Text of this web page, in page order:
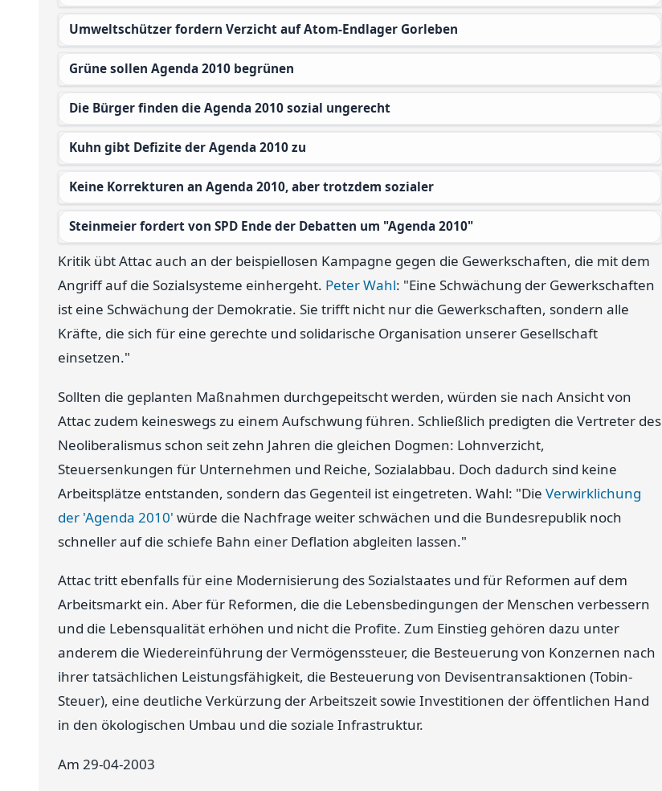
Umweltschützer fordern Verzicht auf Atom-Endlager Gorleben
Grüne sollen Agenda 2010 begrünen
Die Bürger finden die Agenda 2010 sozial ungerecht
Kuhn gibt Defizite der Agenda 2010 zu
Keine Korrekturen an Agenda 2010, aber trotzdem sozialer
Steinmeier fordert von SPD Ende der Debatten um "Agenda 2010"
Kritik übt Attac auch an der beispiellosen Kampagne gegen die Gewerkschaften, die mit dem
Angriff auf die Sozialsysteme einhergeht. Peter Wahl: "Eine Schwächung der Gewerkschaften
ist eine Schwächung der Demokratie. Sie trifft nicht nur die Gewerkschaften, sondern alle
Kräfte, die sich für eine gerechte und solidarische Organisation unserer Gesellschaft
einsetzen."
Sollten die geplanten Maßnahmen durchgepeitscht werden, würden sie nach Ansicht von
Attac zudem keineswegs zu einem Aufschwung führen. Schließlich predigten die Vertreter des
Neoliberalismus schon seit zehn Jahren die gleichen Dogmen: Lohnverzicht,
Steuersenkungen für Unternehmen und Reiche, Sozialabbau. Doch dadurch sind keine
Arbeitsplätze entstanden, sondern das Gegenteil ist eingetreten. Wahl: "Die Verwirklichung
der 'Agenda 2010' würde die Nachfrage weiter schwächen und die Bundesrepublik noch
schneller auf die schiefe Bahn einer Deflation abgleiten lassen."
Attac tritt ebenfalls für eine Modernisierung des Sozialstaates und für Reformen auf dem
Arbeitsmarkt ein. Aber für Reformen, die die Lebensbedingungen der Menschen verbessern
und die Lebensqualität erhöhen und nicht die Profite. Zum Einstieg gehören dazu unter
anderem die Wiedereinführung der Vermögenssteuer, die Besteuerung von Konzernen nach
ihrer tatsächlichen Leistungsfähigkeit, die Besteuerung von Devisentransaktionen (Tobin-
Steuer), eine deutliche Verkürzung der Arbeitszeit sowie Investitionen der öffentlichen Hand
in den ökologischen Umbau und die soziale Infrastruktur.
Am 29-04-2003